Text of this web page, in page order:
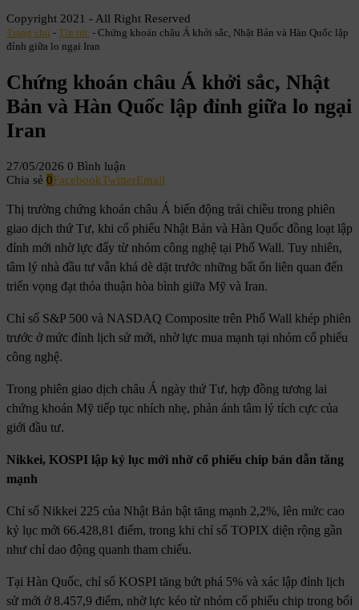
Copyright 2021 - All Right Reserved
Trang chủ - Tin tức - Chứng khoán châu Á khởi sắc, Nhật Bản và Hàn Quốc lập
đỉnh giữa lo ngại Iran
Chứng khoán châu Á khởi sắc, Nhật
Bản và Hàn Quốc lập đỉnh giữa lo ngại
Iran
27/05/2026 0 Bình luận
Chia sẻ 0FacebookTwitterEmail
Thị trường chứng khoán châu Á biến động trái chiều trong phiên
giao dịch thứ Tư, khi cổ phiếu Nhật Bản và Hàn Quốc đồng loạt lập
đỉnh mới nhờ lực đẩy từ nhóm công nghệ tại Phố Wall. Tuy nhiên,
tâm lý nhà đầu tư vẫn khá dè dặt trước những bất ổn liên quan đến
triển vọng đạt thỏa thuận hòa bình giữa Mỹ và Iran.
Chỉ số S&P 500 và NASDAQ Composite trên Phố Wall khép phiên
trước ở mức đỉnh lịch sử mới, nhờ lực mua mạnh tại nhóm cổ phiếu
công nghệ.
Trong phiên giao dịch châu Á ngày thứ Tư, hợp đồng tương lai
chứng khoán Mỹ tiếp tục nhích nhẹ, phản ánh tâm lý tích cực của
giới đầu tư.
Nikkei, KOSPI lập kỷ lục mới nhờ cổ phiếu chip bán dẫn tăng
mạnh
Chỉ số Nikkei 225 của Nhật Bản bật tăng mạnh 2,2%, lên mức cao
kỷ lục mới 66.428,81 điểm, trong khi chỉ số TOPIX diện rộng gần
như chỉ dao động quanh tham chiếu.
Tại Hàn Quốc, chỉ số KOSPI tăng bứt phá 5% và xác lập đỉnh lịch
sử mới ở 8.457,9 điểm, nhờ lực kéo từ nhóm cổ phiếu chip trong bối